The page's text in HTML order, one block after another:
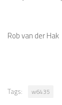
Rob van der Hak
Tags: w6435